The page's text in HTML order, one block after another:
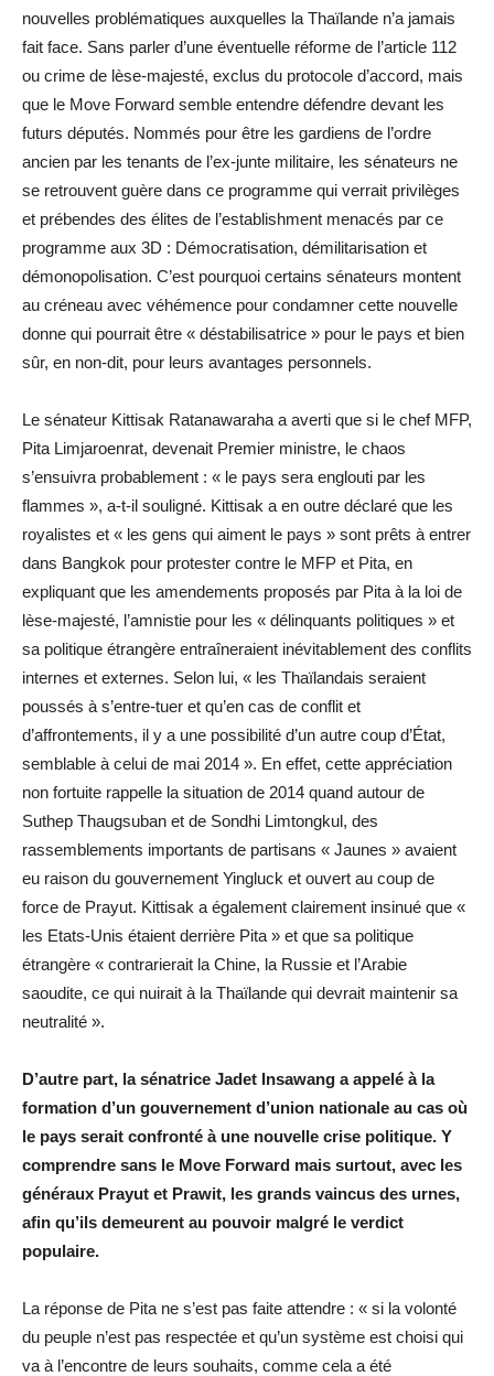
nouvelles problématiques auxquelles la Thaïlande n’a jamais
fait face. Sans parler d’une éventuelle réforme de l’article 112
ou crime de lèse-majesté, exclus du protocole d’accord, mais
que le Move Forward semble entendre défendre devant les
futurs députés. Nommés pour être les gardiens de l’ordre
ancien par les tenants de l’ex-junte militaire, les sénateurs ne
se retrouvent guère dans ce programme qui verrait privilèges
et prébendes des élites de l’establishment menacés par ce
programme aux 3D : Démocratisation, démilitarisation et
démonopolisation. C’est pourquoi certains sénateurs montent
au créneau avec véhémence pour condamner cette nouvelle
donne qui pourrait être « déstabilisatrice » pour le pays et bien
sûr, en non-dit, pour leurs avantages personnels.
Le sénateur Kittisak Ratanawaraha a averti que si le chef MFP,
Pita Limjaroenrat, devenait Premier ministre, le chaos
s’ensuivra probablement : « le pays sera englouti par les
flammes », a-t-il souligné. Kittisak a en outre déclaré que les
royalistes et « les gens qui aiment le pays » sont prêts à entrer
dans Bangkok pour protester contre le MFP et Pita, en
expliquant que les amendements proposés par Pita à la loi de
lèse-majesté, l’amnistie pour les « délinquants politiques » et
sa politique étrangère entraîneraient inévitablement des conflits
internes et externes. Selon lui, « les Thaïlandais seraient
poussés à s’entre-tuer et qu’en cas de conflit et
d’affrontements, il y a une possibilité d’un autre coup d’État,
semblable à celui de mai 2014 ». En effet, cette appréciation
non fortuite rappelle la situation de 2014 quand autour de
Suthep Thaugsuban et de Sondhi Limtongkul, des
rassemblements importants de partisans « Jaunes » avaient
eu raison du gouvernement Yingluck et ouvert au coup de
force de Prayut. Kittisak a également clairement insinué que «
les Etats-Unis étaient derrière Pita » et que sa politique
étrangère « contrarierait la Chine, la Russie et l’Arabie
saoudite, ce qui nuirait à la Thaïlande qui devrait maintenir sa
neutralité ».
D’autre part, la sénatrice Jadet Insawang a appelé à la
formation d’un gouvernement d’union nationale au cas où
le pays serait confronté à une nouvelle crise politique. Y
comprendre sans le Move Forward mais surtout, avec les
généraux Prayut et Prawit, les grands vaincus des urnes,
afin qu’ils demeurent au pouvoir malgré le verdict
populaire.
La réponse de Pita ne s’est pas faite attendre : « si la volonté
du peuple n’est pas respectée et qu’un système est choisi qui
va à l’encontre de leurs souhaits, comme cela a été